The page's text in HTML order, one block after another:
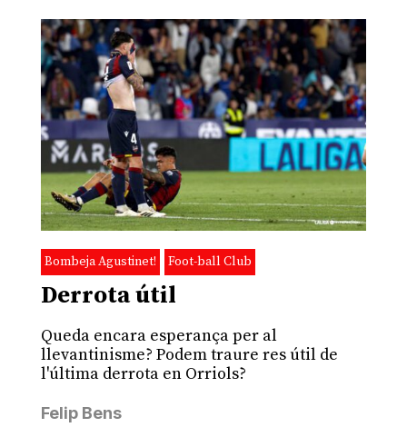
Bombeja Agustinet! Foot-ball Club
Derrota útil
Queda encara esperança per al
llevantinisme? Podem traure res útil de
l'última derrota en Orriols?
Felip Bens